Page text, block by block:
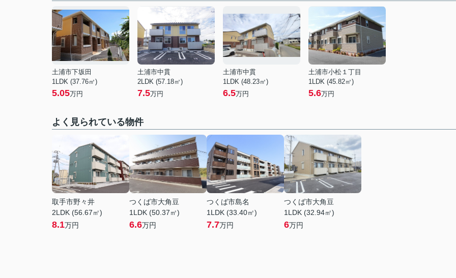
土浦市下坂田
1LDK (37.76㎡)
5.05万円
土浦市中貫
2LDK (57.18㎡)
7.5万円
土浦市中貫
1LDK (48.23㎡)
6.5万円
土浦市小松１丁目
1LDK (45.82㎡)
5.6万円
よく見られている物件
取手市野々井
2LDK (56.67㎡)
8.1万円
つくば市大角豆
1LDK (50.37㎡)
6.6万円
つくば市島名
1LDK (33.40㎡)
7.7万円
つくば市大角豆
1LDK (32.94㎡)
6万円